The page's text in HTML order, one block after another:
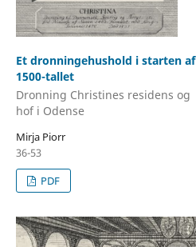
Et dronningehushold i starten af
1500-tallet
Dronning Christines residens og
hof i Odense
Mirja Piorr
36-53
PDF